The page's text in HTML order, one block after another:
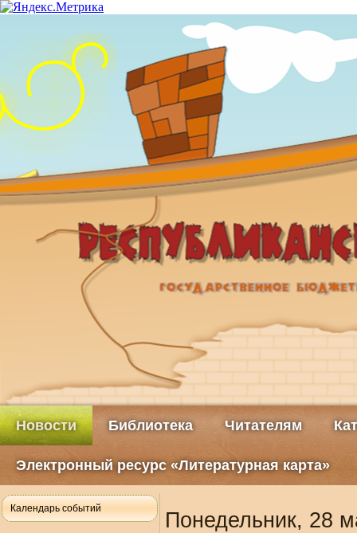
Новости Библиотека Читателям
Электронный ресурс «Литературная карта»
Календарь событий Понедельник, 28